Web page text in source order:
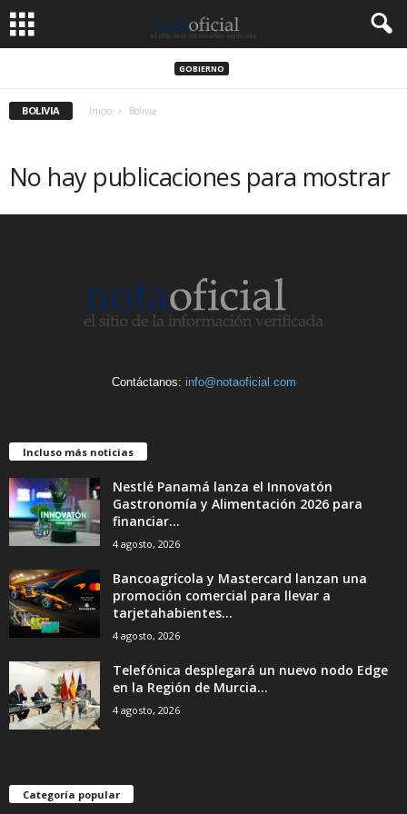
GOBIERNO
BOLIVIA Inicio Bolivia
No hay publicaciones para mostrar
Contáctanos: info@notaoficial.com
Incluso más noticias
Nestlé Panamá lanza el Innovatón
Gastronomía y Alimentación 2026 para
financiar...
4 agosto, 2026
Bancoagrícola y Mastercard lanzan una
promoción comercial para llevar a
tarjetahabientes...
4 agosto, 2026
Telefónica desplegará un nuevo nodo Edge
en la Región de Murcia...
4 agosto, 2026
Categoría popular